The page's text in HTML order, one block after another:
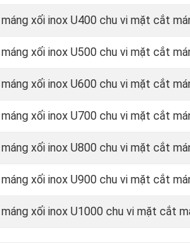
xối inox U400 chu vi mặt cắt
xối inox U500 chu vi mặt cắt
xối inox U600 chu vi mặt cắt
xối inox U700 chu vi mặt cắt
xối inox U800 chu vi mặt cắt
xối inox U900 chu vi mặt cắt
xối inox U1000 chu vi mặt cắt